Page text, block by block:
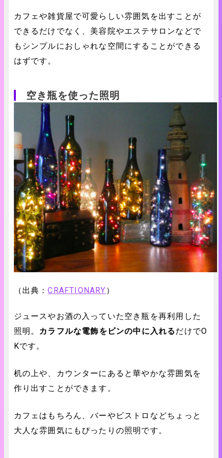
カフェや雑貨屋で可愛らしい雰囲気を出すことが
できるだけでなく、美容院やエステサロンなどで
もシンプルにおしゃれな空間にすることができる
はずです。
空き瓶を使った照明
（出典：CRAFTIONARY ）
ジュースやお酒の入っていた空き瓶を再利用した
照明。 カラフルな電飾をビンの中に入れるだけでO
Kです。
机の上や、カウンターにあると華やかな雰囲気を
作り出すことができます。
カフェはもちろん、バーやビストロなどちょっと
大人な雰囲気にもぴったりの照明です。